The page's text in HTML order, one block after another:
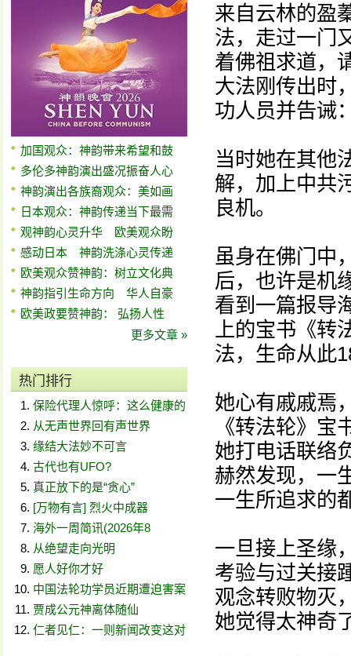
加国观众：神韵带来希望和鼓
多伦多神韵演出盛况振奋人心
神韵演出各族裔观众：美如画
日本观众：神韵传递当下最需
观神韵心灵升华 欧美观众盼
感动日本 神韵洗涤心灵传递
欧美观众赞神韵：树立文化典
神韵指引生命方向 华人自豪
欧美政要赞神韵： 弘扬人性
更多文章 »
热门排行
保险代理人惊呼：这么健康的
从无声世界回有声世界
缘结大法妙不可言
古代也有UFO?
真正放下的是“贪心”
[万物有言] 烈火中成器
海外一周简讯(2026年8
从绝望走向光明
愿人好你才好
中国法轮功学员近期遭迫害案
贾成公元神离体随仙
仁者见仁：一则新闻改变这对
来自云林的盈
法，走过一门
着佛祖求道，
大法刚传出时
功人员并告诫
当时她在其他
解，加上中共
良机。
虽身在佛门中
后，也许是机
看到一篇报导
上的宝书《转
法，生命从此
她心有戚戚焉
《转法轮》
她打电话联络
赫然发现，一
一生所追求的
一旦接上圣缘
考验与过关接
观念转败物灭
她觉得太神奇